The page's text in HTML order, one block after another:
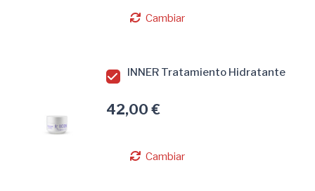
Cambiar
INNER Tratamiento Hidratante
42,00 €
Cambiar